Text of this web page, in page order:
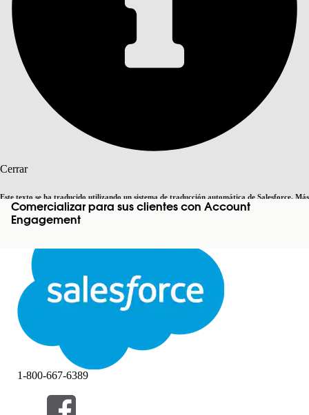
Cerrar
Este texto se ha traducido utilizando un sistema de traducción automática de Salesforce. Más
informaciónaquí. Cambiar a inglés Ahora no
Cerrar Cerrar
Comercializar para sus clientes con Account
Engagement
Índice de materias
Buscar
Filtros (0)
1-800-667-6389